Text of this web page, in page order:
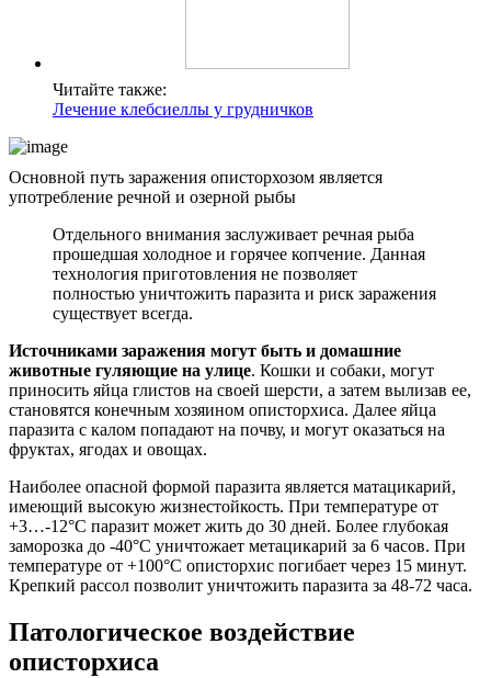
Читайте также:
Лечение клебсиеллы у грудничков
Основной путь заражения описторхозом является
употребление речной и озерной рыбы
Отдельного внимания заслуживает речная рыба
прошедшая холодное и горячее копчение. Данная
технология приготовления не позволяет
полностью уничтожить паразита и риск заражения
существует всегда.
Источниками заражения могут быть и домашние
животные гуляющие на улице. Кошки и собаки, могут
приносить яйца глистов на своей шерсти, а затем вылизав ее,
становятся конечным хозяином описторхиса. Далее яйца
паразита с калом попадают на почву, и могут оказаться на
фруктах, ягодах и овощах.
Наиболее опасной формой паразита является матацикарий,
имеющий высокую жизнестойкость. При температуре от
+3…-12°С паразит может жить до 30 дней. Более глубокая
заморозка до -40°С уничтожает метацикарий за 6 часов. При
температуре от +100°С описторхис погибает через 15 минут.
Крепкий рассол позволит уничтожить паразита за 48-72 часа.
Патологическое воздействие
описторхиса